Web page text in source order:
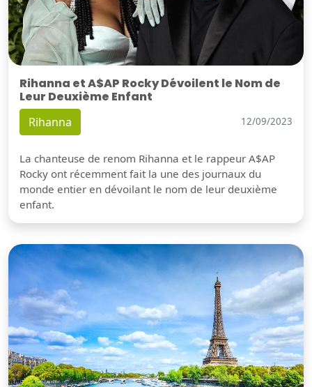
Rihanna et A$AP Rocky Dévoilent le Nom de
Leur Deuxième Enfant
Rihanna 12/09/2023
La chanteuse de renom Rihanna et le rappeur A$AP
Rocky ont récemment fait la une des journaux du
monde entier en dévoilant le nom de leur deuxième
enfant.